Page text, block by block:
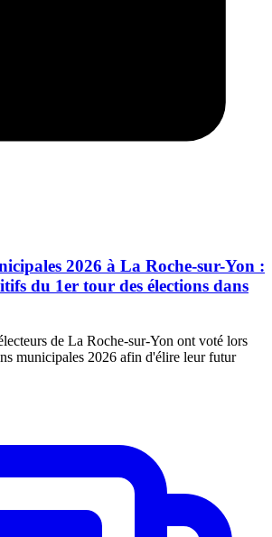
2026 à La Roche-sur-Yon :
du 1er tour des élections dans
de La Roche-sur-Yon ont voté lors
municipales 2026 afin d'élire leur futur